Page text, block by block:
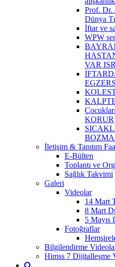
Prof. Dr.
Dünya
İftar ve
WPW
VAR
KORUR
İletişim & Tanıtım
E-Bülten
Toplantı ve
Sağlık Takvimi
Galeri
Videolar
14 Mart
8 Mart
5 Mayıs
Fotoğraflar
Bilgilendirme
Himss 7 Dijitalleşme